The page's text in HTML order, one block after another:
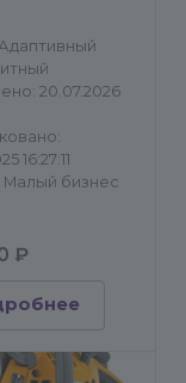
20.07.2026
16:27:11
Малый бизнес
₽